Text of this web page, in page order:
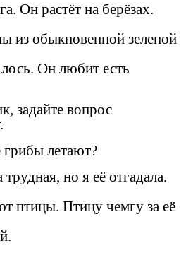
Он растёт на берёзах.
зеленой
Он любит есть
задайте вопрос
летают?
но я её отгадала.
Птицу чемгу за её